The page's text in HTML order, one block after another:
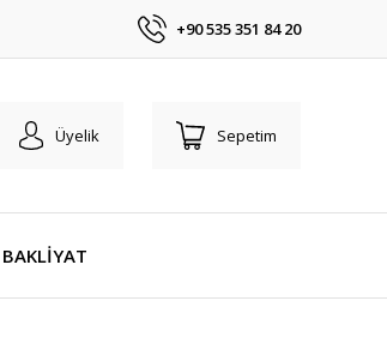
+90 535 351 84 20
Üyelik Sepetim
BAKLİYAT